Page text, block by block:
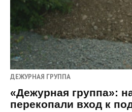
ДЕЖУРНАЯ ГРУППА
«Дежурная группа»:
перекопали вход к